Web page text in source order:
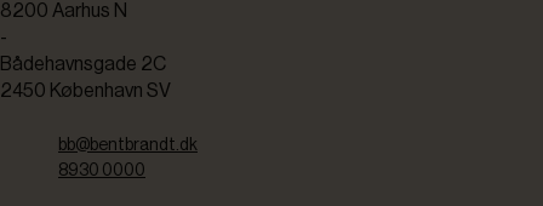
8200 Aarhus N
-
Bådehavnsgade 2C
2450 København SV
bb@bentbrandt.dk
8930 0000